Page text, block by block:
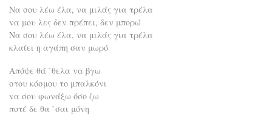
Να σου λέω έλα, να μιλάς για τρέλα
να μου λες δεν πρέπει, δεν μπορώ
Να σου λέω έλα, να μιλάς για τρέλα
κλαίει η αγάπη σαν μωρό
Απόψε θά `θελα να βγω
στου κόσμου το μπαλκόνι
να σου φωνάξω όσο ζω
ποτέ δε θα `σαι μόνη